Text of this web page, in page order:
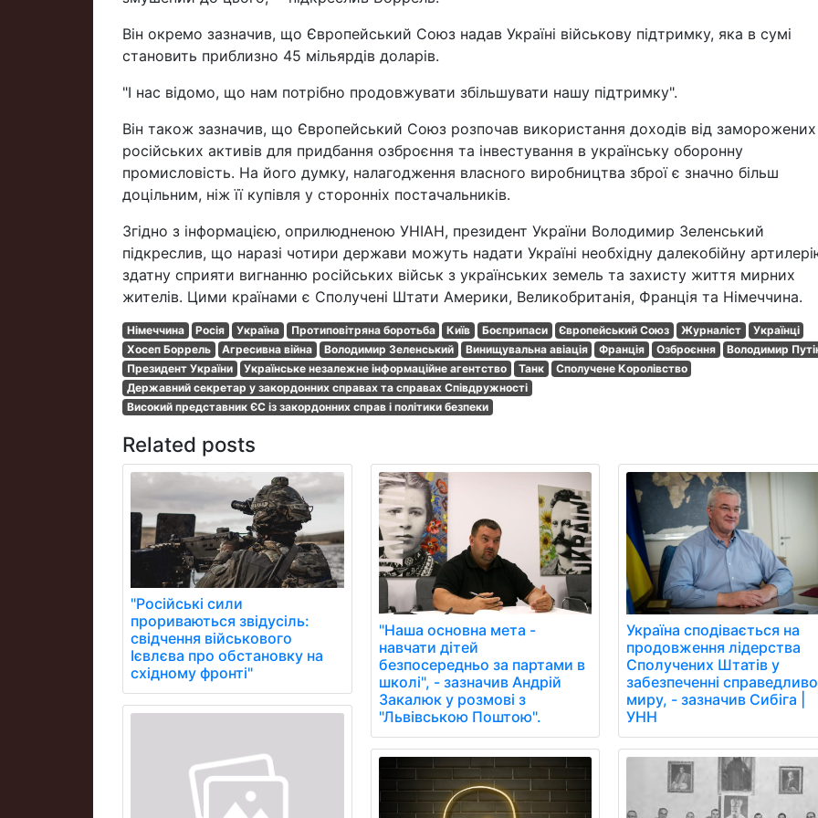
Він окремо зазначив, що Європейський Союз надав Україні військову підтримку, яка в сумі
становить приблизно 45 мільярдів доларів.
"І нас відомо, що нам потрібно продовжувати збільшувати нашу підтримку".
Він також зазначив, що Європейський Союз розпочав використання доходів від заморожених
російських активів для придбання озброєння та інвестування в українську оборонну
промисловість. На його думку, налагодження власного виробництва зброї є значно більш
доцільним, ніж її купівля у сторонніх постачальників.
Згідно з інформацією, оприлюдненою УНІАН, президент України Володимир Зеленський
підкреслив, що наразі чотири держави можуть надати Україні необхідну далекобійну
здатну сприяти вигнанню російських військ з українських земель та захисту життя мирних
жителів. Цими країнами є Сполучені Штати Америки, Великобританія, Франція та Німеччина.
Німеччина Росія Україна Протиповітряна боротьба Київ Боєприпаси Європейський Союз Журналіст
Українці
Хосеп Боррель
Агресивна війна Володимир Зеленський Винищувальна авіація Франція Озброєння
Володимир
Президент України
Українське незалежне інформаційне агентство Танк
Сполучене Королівство
Державний секретар у закордонних справах та справах Співдружності
Високий представник ЄС із закордонних справ і політики безпеки
Related posts
"Російські сили
прориваються звідусіль:
свідчення військового
Ієвлєва про обстановку на
східному фронті"
"Наша основна мета -
навчати дітей
безпосередньо за партами в
школі", - зазначив Андрій
Закалюк у розмові з
"Львівською Поштою".
Україна сподівається на
продовження лідерства
Сполучених Штатів у
забезпеченні
миру, - зазначив Сибіга |
УНН